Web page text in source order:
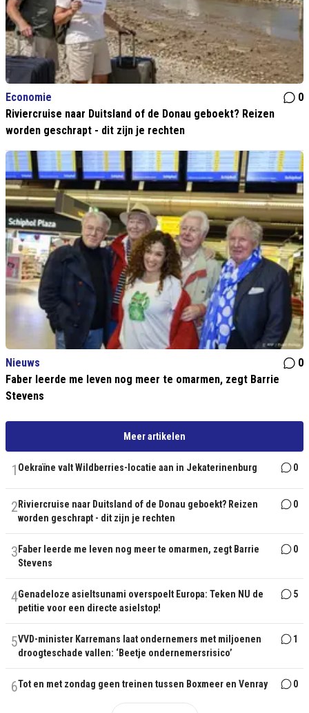
Economie
0
Riviercruise naar Duitsland of de Donau geboekt? Reizen
worden geschrapt - dit zijn je rechten
Nieuws
0
Faber leerde me leven nog meer te omarmen, zegt Barrie
Stevens
Meer artikelen
1 Oekraïne valt Wildberries-locatie aan in Jekaterinenburg 0
2 Riviercruise naar Duitsland of de Donau geboekt? Reizen
worden geschrapt - dit zijn je rechten
0
3 Faber leerde me leven nog meer te omarmen, zegt Barrie
Stevens
0
4Genadeloze asieltsunami overspoelt Europa: Teken NU de
petitie voor een directe asielstop!
5
5VVD-minister Karremans laat ondernemers met miljoenen
droogteschade vallen: ‘Beetje ondernemersrisico’
1
6Tot en met zondag geen treinen tussen Boxmeer en Venray 0